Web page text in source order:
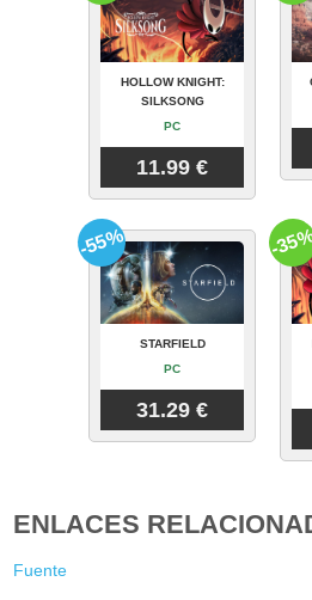
HOLLOW KNIGHT:
SILKSONG
PC
11.99 €
STARFIELD
PC
31.29 €
-55% -
ENLACES
Fuente